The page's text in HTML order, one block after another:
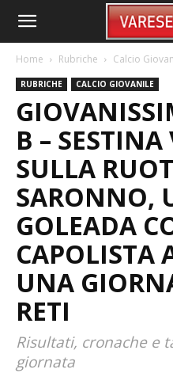
Home Rubriche Calcio
RUBRICHE CALCIO GIOVANILE
B –
SULLA
SARONNO,
GOLEADA
CAPOLISTA
UNA
RETI
Risultati, cronache e
giornata